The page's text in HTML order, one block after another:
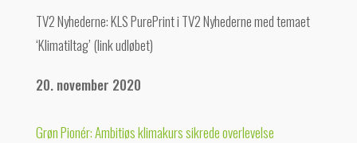
TV2 Nyhederne: KLS PurePrint i TV2 Nyhederne med temaet
‘Klimatiltag’ (link udløbet)
20. november 2020
Grøn Pionér: Ambitiøs klimakurs sikrede overlevelse